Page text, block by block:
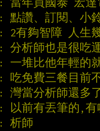
: 點讚、訂閱、小
: 2有夠智障 人生
: 分析師也是很吃
: 一堆比他年輕的
: 吃免費三餐目前
: 灣當分析師還多
: 以前有丟筆的,有
: 析師